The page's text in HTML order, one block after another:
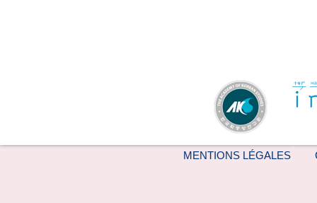
MENTIONS LÉGALES